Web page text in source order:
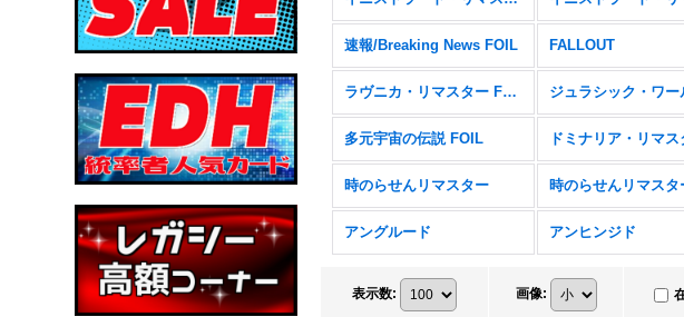
速報/Breaking News FOIL FALLOUT
ラヴニカ・リマスター FOIL
多元宇宙の伝説 FOIL ドミナリア・リマス
時のらせんリマスター
アングルード アンヒンジド
表示数: 画像: